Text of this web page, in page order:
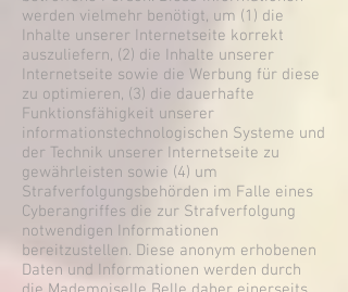
werden vielmehr benötigt, um (1) die
Inhalte unserer Internetseite korrekt
auszuliefern, (2) die Inhalte unserer
Internetseite sowie die Werbung für diese
zu optimieren, (3) die dauerhafte
Funktionsfähigkeit unserer
informationstechnologischen Systeme und
der Technik unserer Internetseite zu
gewährleisten sowie (4) um
Strafverfolgungsbehörden im Falle eines
Cyberangriffes die zur Strafverfolgung
notwendigen Informationen
bereitzustellen. Diese anonym erhobenen
Daten und Informationen werden durch